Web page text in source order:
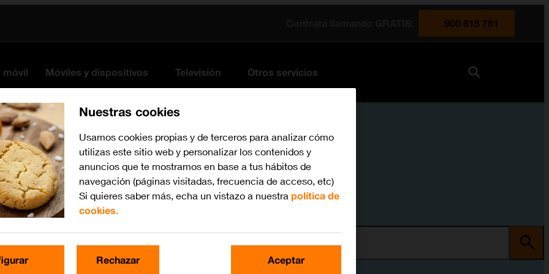
900 815 761
móvil Móviles y dispositivos Televisión Otros servicios
Nuestras cookies
Usamos cookies propias y de terceros para analizar cómo
utilizas este sitio web y personalizar los contenidos y
anuncios que te mostramos en base a tus hábitos de
navegación (páginas visitadas, frecuencia de acceso, etc)
Si quieres saber más, echa un vistazo a nuestra política de
cookies.
Rechazar Aceptar